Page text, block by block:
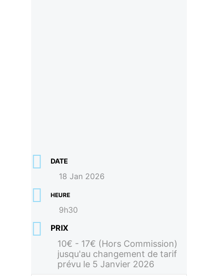
DATE
18 Jan 2026
HEURE
9h30
PRIX
10€ - 17€ (Hors Commission)
jusqu'au changement de tarif
prévu le 5 Janvier 2026